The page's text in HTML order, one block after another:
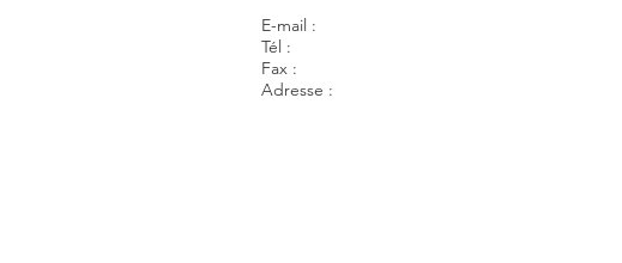
E-mail :
Tél :
Fax :
Adresse :